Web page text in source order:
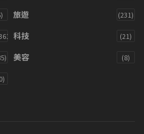
旅遊 (231)
科技 (21)
美容 (8)